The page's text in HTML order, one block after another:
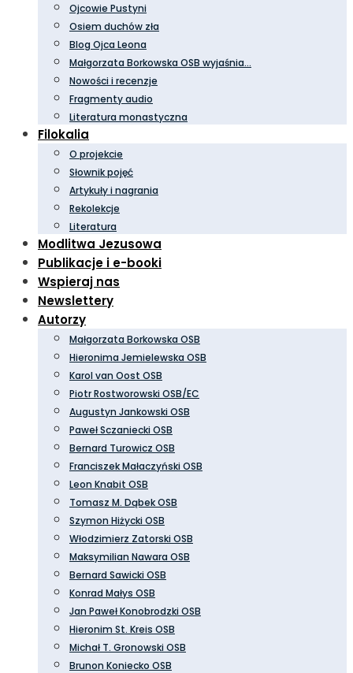
Ojcowie Pustyni
Osiem duchów zła
Blog Ojca Leona
Małgorzata Borkowska OSB wyjaśnia…
Nowości i recenzje
Fragmenty audio
Literatura monastyczna
Filokalia
O projekcie
Słownik pojęć
Artykuły i nagrania
Rekolekcje
Literatura
Modlitwa Jezusowa
Publikacje i e-booki
Wspieraj nas
Newslettery
Autorzy
Małgorzata Borkowska OSB
Hieronima Jemielewska OSB
Karol van Oost OSB
Piotr Rostworowski OSB/EC
Augustyn Jankowski OSB
Paweł Sczaniecki OSB
Bernard Turowicz OSB
Franciszek Małaczyński OSB
Leon Knabit OSB
Tomasz M. Dąbek OSB
Szymon Hiżycki OSB
Włodzimierz Zatorski OSB
Maksymilian Nawara OSB
Bernard Sawicki OSB
Konrad Małys OSB
Jan Paweł Konobrodzki OSB
Hieronim St. Kreis OSB
Michał T. Gronowski OSB
Brunon Koniecko OSB